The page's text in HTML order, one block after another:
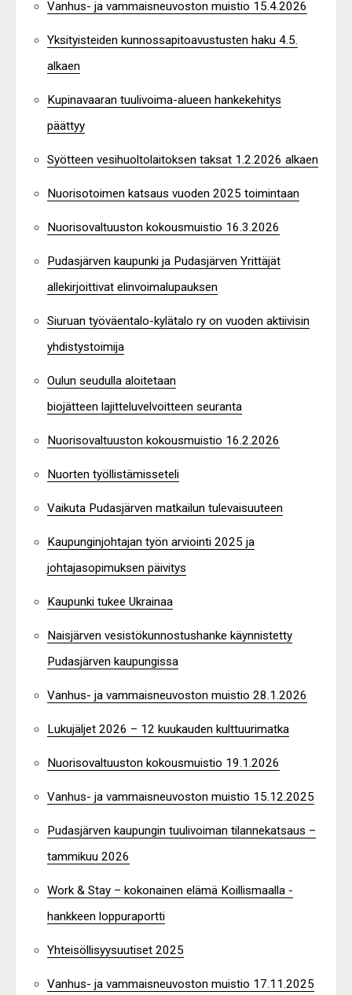
Vanhus- ja vammaisneuvoston muistio 15.4.2026
Yksityisteiden kunnossapitoavustusten haku 4.5.
alkaen
Kupinavaaran tuulivoima-alueen hankekehitys
päättyy
Syötteen vesihuoltolaitoksen taksat 1.2.2026 alkaen
Nuorisotoimen katsaus vuoden 2025 toimintaan
Nuorisovaltuuston kokousmuistio 16.3.2026
Pudasjärven kaupunki ja Pudasjärven Yrittäjät
allekirjoittivat elinvoimalupauksen
Siuruan työväentalo-kylätalo ry on vuoden aktiivisin
yhdistystoimija
Oulun seudulla aloitetaan
biojätteen lajitteluvelvoitteen seuranta
Nuorisovaltuuston kokousmuistio 16.2.2026
Nuorten työllistämisseteli
Vaikuta Pudasjärven matkailun tulevaisuuteen
Kaupunginjohtajan työn arviointi 2025 ja
johtajasopimuksen päivitys
Kaupunki tukee Ukrainaa
Naisjärven vesistökunnostushanke käynnistetty
Pudasjärven kaupungissa
Vanhus- ja vammaisneuvoston muistio 28.1.2026
Lukujäljet 2026 – 12 kuukauden kulttuurimatka
Nuorisovaltuuston kokousmuistio 19.1.2026
Vanhus- ja vammaisneuvoston muistio 15.12.2025
Pudasjärven kaupungin tuulivoiman tilannekatsaus –
tammikuu 2026
Work & Stay – kokonainen elämä Koillismaalla -
hankkeen loppuraportti
Yhteisöllisyysuutiset 2025
Vanhus- ja vammaisneuvoston muistio 17.11.2025